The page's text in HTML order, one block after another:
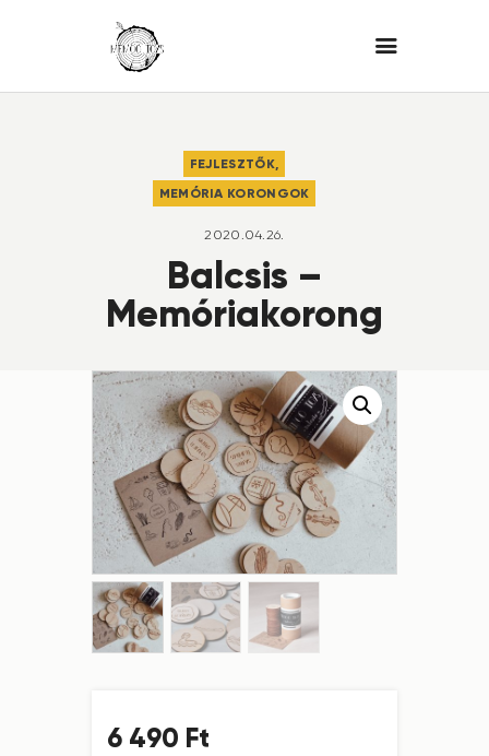
FEJLESZTŐK,
MEMÓRIA KORONGOK
2020.04.26.
Balcsis –
Memóriakorong
6 490 Ft